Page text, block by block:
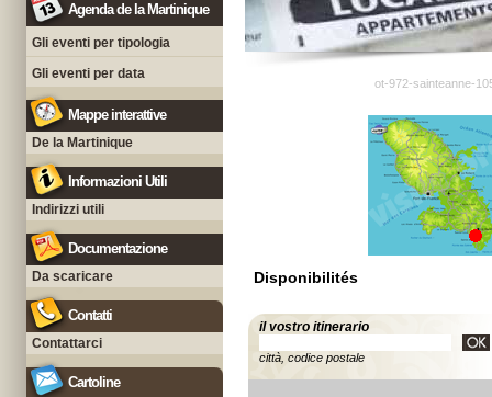
Agenda de la Martinique
Gli eventi per tipologia
Gli eventi per data
Mappe interattive
De la Martinique
Informazioni Utili
Indirizzi utili
Documentazione
Da scaricare
Contatti
Contattarci
Cartoline
ot-972-sainteanne-
Disponibilités
il vostro itinerario
città, codice postale